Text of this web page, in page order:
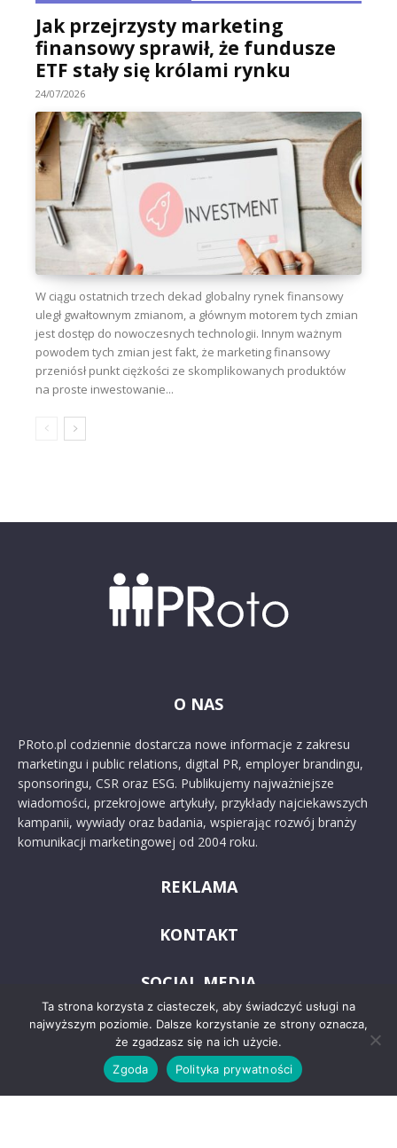
Jak przejrzysty marketing
finansowy sprawił, że fundusze
ETF stały się królami rynku
24/07/2026
W ciągu ostatnich trzech dekad globalny rynek finansowy
uległ gwałtownym zmianom, a głównym motorem tych zmian
jest dostęp do nowoczesnych technologii. Innym ważnym
powodem tych zmian jest fakt, że marketing finansowy
przeniósł punkt ciężkości ze skomplikowanych produktów
na proste inwestowanie...
O NAS
PRoto.pl codziennie dostarcza nowe informacje z zakresu
marketingu i public relations, digital PR, employer brandingu,
sponsoringu, CSR oraz ESG. Publikujemy najważniejsze
wiadomości, przekrojowe artykuły, przykłady najciekawszych
kampanii, wywiady oraz badania, wspierając rozwój branży
komunikacji marketingowej od 2004 roku.
REKLAMA
KONTAKT
SOCIAL MEDIA
Ta strona korzysta z ciasteczek, aby świadczyć usługi na
najwyższym poziomie. Dalsze korzystanie ze strony oznacza,
że zgadzasz się na ich użycie.
Zgoda
Polityka prywatności